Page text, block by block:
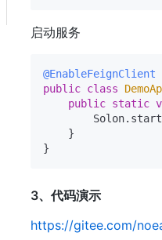
启动服务
@EnableFeignClient
public class
public static
    }
3、代码演示
https://gitee.com/